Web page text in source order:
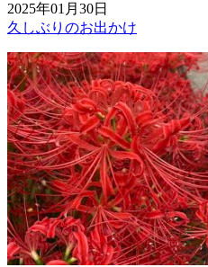
2025年01月30日
久しぶりのお出かけ